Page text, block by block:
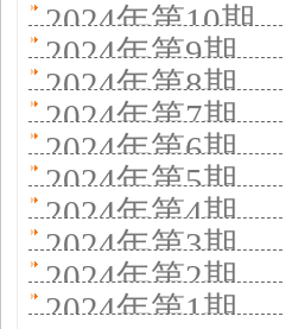
2024年第10期
2024年第9期
2024年第8期
2024年第7期
2024年第6期
2024年第5期
2024年第4期
2024年第3期
2024年第2期
2024年第1期